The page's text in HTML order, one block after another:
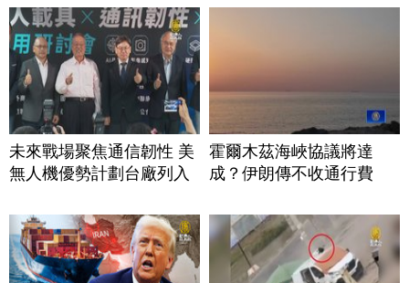
未來戰場聚焦通信韌性 美
無人機優勢計劃台廠列入
霍爾木茲海峽協議將達
成？伊朗傳不收通行費